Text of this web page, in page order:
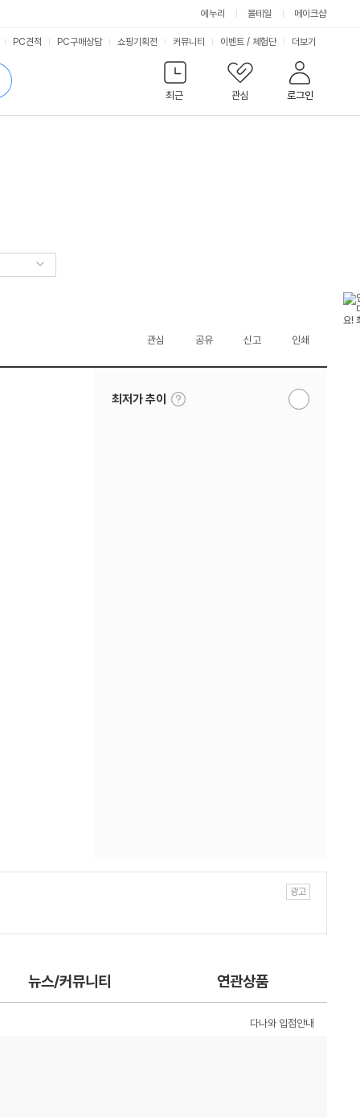
에누리 몰테일 메이크샵
최근
관심 로그인
PC견적 PC구매상담 쇼핑기획전 커뮤니티 이벤트 / 체험단 서
비
스
더보기
관심 공유 신고 인쇄
최저가 추이
툴
팁
알
뉴스/커뮤니티 연관상품
다나와 입점안내